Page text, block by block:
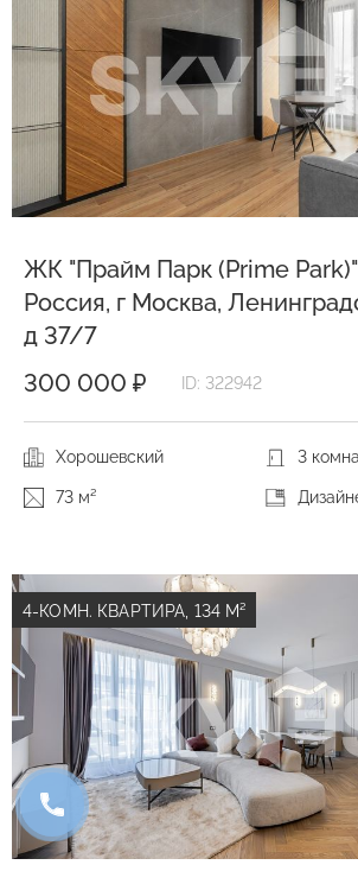
ЖК "Прайм Парк (Prime Park)"
Россия, г Москва,
д 37/7
300 000 ₽
ID: 322942
Хорошевский 3
73 м²
4-КОМН. КВАРТИРА, 134 М²